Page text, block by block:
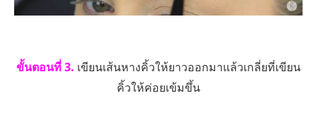
ขั้นตอนที่ 3. เขียนเส้นหางคิ้วให้ยาวออกมาแล้วเกลี่ยที่เขียน
คิ้วให้ค่อยเข้มขึ้น